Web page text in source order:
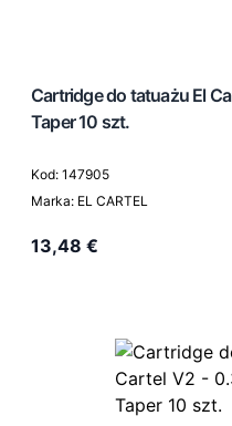
Cartridge do tatuażu El
Taper 10 szt.
Kod: 147905
Marka: EL CARTEL
13,48 €